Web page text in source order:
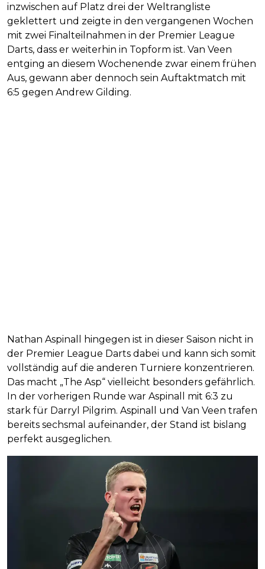
inzwischen auf Platz drei der Weltrangliste
geklettert und zeigte in den vergangenen Wochen
mit zwei Finalteilnahmen in der Premier League
Darts, dass er weiterhin in Topform ist. Van Veen
entging an diesem Wochenende zwar einem frühen
Aus, gewann aber dennoch sein Auftaktmatch mit
6:5 gegen Andrew Gilding.
Nathan Aspinall hingegen ist in dieser Saison nicht in
der Premier League Darts dabei und kann sich somit
vollständig auf die anderen Turniere konzentrieren.
Das macht „The Asp“ vielleicht besonders gefährlich.
In der vorherigen Runde war Aspinall mit 6:3 zu
stark für Darryl Pilgrim. Aspinall und Van Veen trafen
bereits sechsmal aufeinander, der Stand ist bislang
perfekt ausgeglichen.